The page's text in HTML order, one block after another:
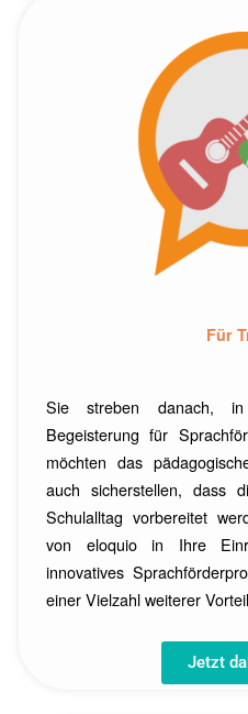
Für
Sie streben danach,
Begeisterung für
möchten das
auch sicherstellen, dass
Schulalltag vorbereitet
von eloquio in Ihre
innovatives
einer Vielzahl weiterer
Jetzt